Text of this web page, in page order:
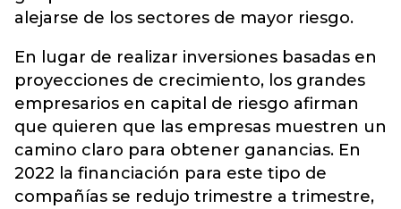
alejarse de los sectores de mayor riesgo.
En lugar de realizar inversiones basadas en
proyecciones de crecimiento, los grandes
empresarios en capital de riesgo afirman
que quieren que las empresas muestren un
camino claro para obtener ganancias. En
2022 la financiación para este tipo de
compañías se redujo trimestre a trimestre,